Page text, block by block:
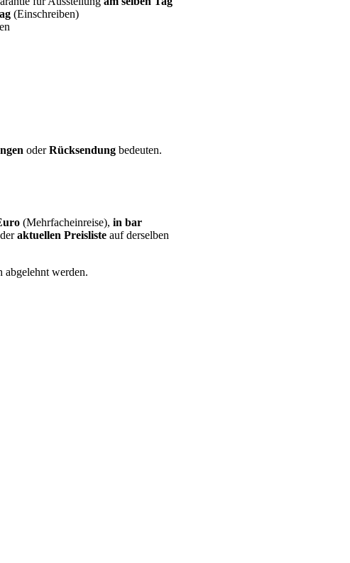
(Einschreiben)
oderRücksendung bedeuten.
(Mehrfacheinreise), in bar
aktuellen Preisliste auf derselben
werden.